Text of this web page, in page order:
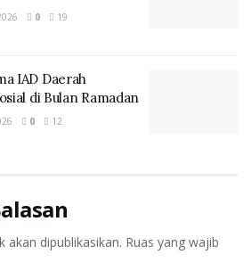
senam pagi bersama ini
0 19
IAD Daerah
di Bulan Ramadan
0 12
akan dipublikasikan. Ruas yang wajib